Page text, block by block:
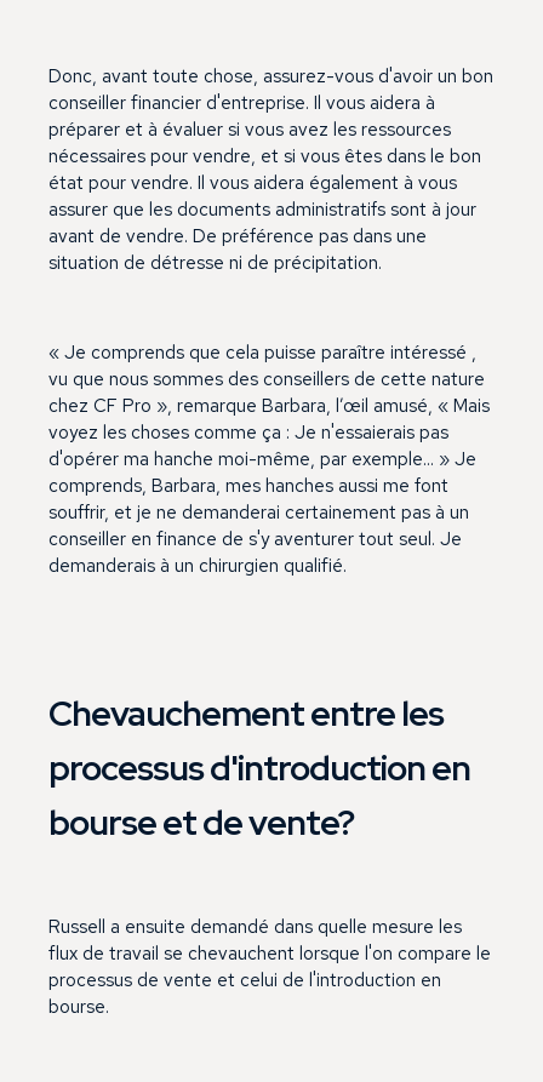
Donc, avant toute chose, assurez-vous d'avoir un bon
conseiller financier d'entreprise. Il vous aidera à
préparer et à évaluer si vous avez les ressources
nécessaires pour vendre, et si vous êtes dans le bon
état pour vendre. Il vous aidera également à vous
assurer que les documents administratifs sont à jour
avant de vendre. De préférence pas dans une
situation de détresse ni de précipitation.
« Je comprends que cela puisse paraître intéressé ,
vu que nous sommes des conseillers de cette nature
chez CF Pro », remarque Barbara, l’œil amusé, « Mais
voyez les choses comme ça : Je n'essaierais pas
d'opérer ma hanche moi-même, par exemple... » Je
comprends, Barbara, mes hanches aussi me font
souffrir, et je ne demanderai certainement pas à un
conseiller en finance de s'y aventurer tout seul. Je
demanderais à un chirurgien qualifié.
Chevauchement entre les
processus d'introduction en
bourse et de vente?
Russell a ensuite demandé dans quelle mesure les
flux de travail se chevauchent lorsque l'on compare le
processus de vente et celui de l'introduction en
bourse.